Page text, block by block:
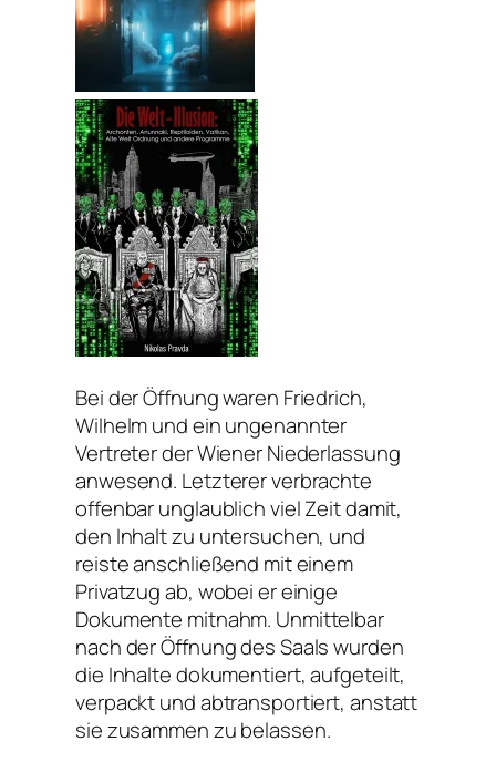
Bei der Öffnung waren Friedrich,
Wilhelm und ein ungenannter
Vertreter der Wiener Niederlassung
anwesend. Letzterer verbrachte
offenbar unglaublich viel Zeit damit,
den Inhalt zu untersuchen, und
reiste anschließend mit einem
Privatzug ab, wobei er einige
Dokumente mitnahm. Unmittelbar
nach der Öffnung des Saals wurden
die Inhalte dokumentiert, aufgeteilt,
verpackt und abtransportiert, anstatt
sie zusammen zu belassen.